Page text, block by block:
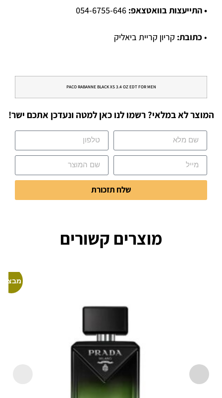
• התייעצות בוואטצאפ:
• כתובת: קריון קריית ביאליק
PACO RABANNE BLACK XS 3.4 OZ EDT FOR MEN
המוצר לא במלאי? רשמו לנו כאן למטה ונעדכן אתכם ישר!
שלח תזכורת
מוצרים קשורים
מבצע!